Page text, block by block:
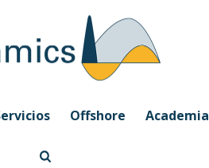
Offshore Academia